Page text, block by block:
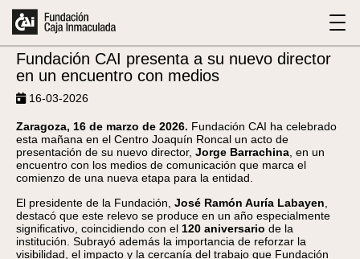
Noticias Volver
Fundación CAI presenta a su nuevo director
en un encuentro con medios
16-03-2026
Zaragoza, 16 de marzo de 2026. Fundación CAI ha celebrado
esta mañana en el Centro Joaquín Roncal un acto de
presentación de su nuevo director, Jorge Barrachina , en un
encuentro con los medios de comunicación que marca el
comienzo de una nueva etapa para la entidad.
El presidente de la Fundación, José Ramón Auría Labayen
destacó que este relevo se produce en un año especialmente
significativo, coincidiendo con el 120 aniversario de la
institución. Subrayó además la importancia de reforzar la
visibilidad, el impacto y la cercanía del trabajo que Fundación